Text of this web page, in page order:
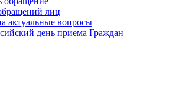
лиц
актуальные вопросы
день приема Граждан